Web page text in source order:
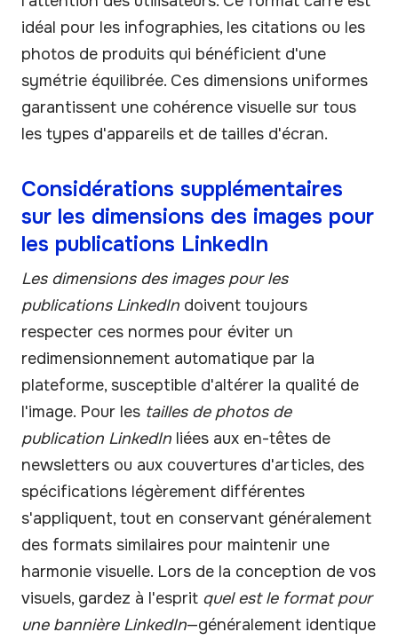
idéal pour les infographies, les citations ou les
photos de produits qui bénéficient d'une
symétrie équilibrée. Ces dimensions uniformes
garantissent une cohérence visuelle sur tous
les types d'appareils et de tailles d'écran.
Considérations supplémentaires
sur les dimensions des images pour
les publications LinkedIn
Les dimensions des images pour les
publications LinkedIn doivent toujours
respecter ces normes pour éviter un
redimensionnement automatique par la
plateforme, susceptible d'altérer la qualité de
l'image. Pour les tailles de photos de
publication LinkedIn liées aux en-têtes de
newsletters ou aux couvertures d'articles, des
spécifications légèrement différentes
s'appliquent, tout en conservant généralement
des formats similaires pour maintenir une
harmonie visuelle. Lors de la conception de vos
visuels, gardez à l'esprit quel est le format pour
une bannière LinkedIn—généralement identique